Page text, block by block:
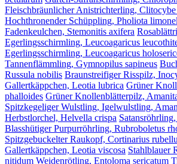
Fleischbräunlicher Anistrichterling, Clitocybe
Hochthronender Schüppling, Pholiota
Fadenkeulchen, Stemonitis axifera
Egerlingsschirmling, Leucoagaricus
Egerlingsschirmling, Leucoagaricus
Tannenflämmling, Gymnopilus sapineus
Russula nobilis Braunstreifiger Risspilz,
Gallertkäppchen, Leotia lubrica Grüner
phalloides Grüner Knollenblätterpilz,
Spitzkegeliger Wulstling, Igelwulstling,
Herbstlorchel, Helvella crispa
Blasshütiger Purpurröhrling, Rubroboletus
Spitzgebuckelter Raukopf, Cortinarius
Gallertkäppchen, Leotia viscosa Stahlblauer
nitidum Weidenrötling, Entoloma sericatum